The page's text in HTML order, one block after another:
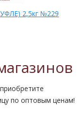
2,5кг №229
по оптовым ценам!